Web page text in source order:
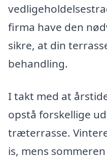
firma have den
sikre, at din
behandling.
I takt med at
opstå forskellige
træterrasse.
is, mens